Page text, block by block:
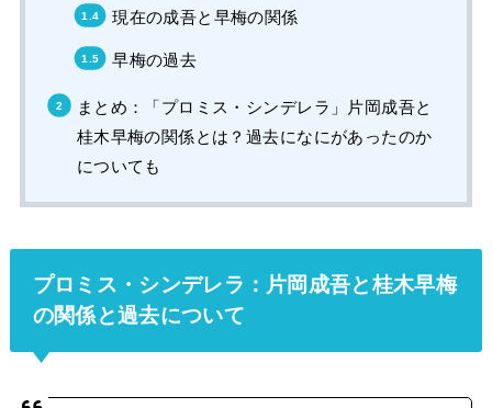
現在の成吾と早梅の関係
早梅の過去
まとめ：「プロミス・シンデレラ」片岡成吾と
桂木早梅の関係とは？過去になにがあったのか
についても
プロミス・シンデレラ：片岡成吾と桂木早梅
の関係と過去について